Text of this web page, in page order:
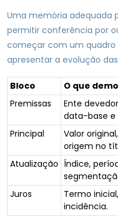
Uma memória adequada
permitir conferência por
começar com um quadro
apresentar a evolução
Bloco
O que
Premissas
Ente
data-base e
Principal
Valor
origem no
Atualização Índice,
Juros
Termo
incidência.